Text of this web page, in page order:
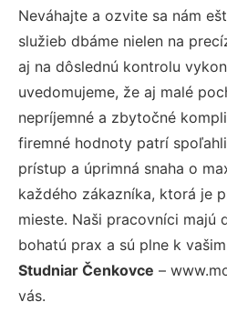
Neváhajte a ozvite sa nám
služieb dbáme nielen na
aj na dôslednú kontrolu
uvedomujeme, že aj malé
nepríjemné a zbytočné
firemné hodnoty patrí
prístup a úprimná snaha o
každého zákazníka, ktorá je
mieste. Naši pracovníci majú
bohatú prax a sú plne k
Studniar Čenkovce –
vás.